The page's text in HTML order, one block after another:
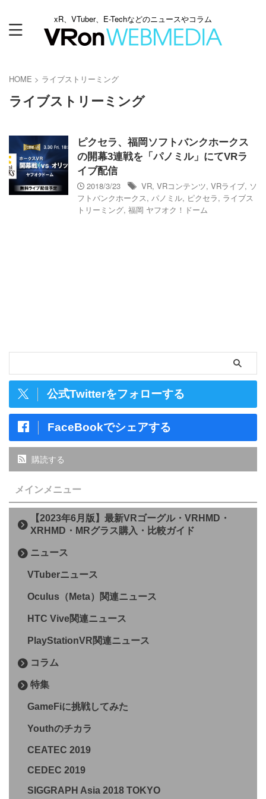
xR、VTuber、E-Techなどのニュースやコラム
HOME > ライブストリーミング
ライブストリーミング
ピクセラ、福岡ソフトバンクホークス
の開幕3連戦を「パノミル」にてVRラ
イブ配信
2018/3/23
VR, VRコンテンツ, VRライブ, ソ
フトバンクホークス, パノミル, ピクセラ, ライブス
トリーミング, 福岡 ヤフオク！ドーム
公式Twitterをフォローする
FaceBookでシェアする
購読する
メインメニュー
【2023年6月版】最新VRゴーグル・VRHMD・
XRHMD・MRグラス購入・比較ガイド
ニュース
VTuberニュース
Oculus（Meta）関連ニュース
HTC Vive関連ニュース
PlayStationVR関連ニュース
コラム
特集
GameFiに挑戦してみた
Youthのチカラ
CEATEC 2019
CEDEC 2019
SIGGRAPH Asia 2018 TOKYO